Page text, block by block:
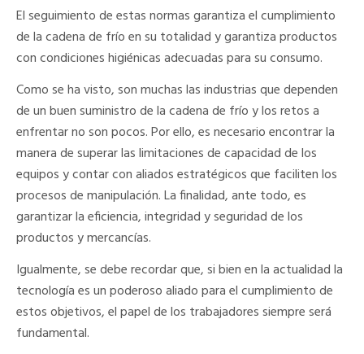
El seguimiento de estas normas garantiza el cumplimiento
de la cadena de frío en su totalidad y garantiza productos
con condiciones higiénicas adecuadas para su consumo.
Como se ha visto, son muchas las industrias que dependen
de un buen suministro de la cadena de frío y los retos a
enfrentar no son pocos. Por ello, es necesario encontrar la
manera de superar las limitaciones de capacidad de los
equipos y contar con aliados estratégicos que faciliten los
procesos de manipulación. La finalidad, ante todo, es
garantizar la eficiencia, integridad y seguridad de los
productos y mercancías.
Igualmente, se debe recordar que, si bien en la actualidad la
tecnología es un poderoso aliado para el cumplimiento de
estos objetivos, el papel de los trabajadores siempre será
fundamental.